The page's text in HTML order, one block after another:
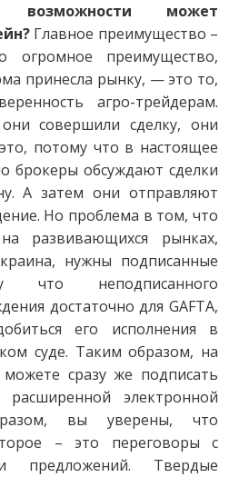
возможности может
Главное преимущество –
преимущество,
принесла рынку, — это то,
агро-трейдерам.
совершили сделку, они
потому что в настоящее
брокеры обсуждают сделки
А затем они отправляют
Но проблема в том, что
развивающихся рынках,
нужны подписанные
что неподписанного
достаточно для GAFTA,
его исполнения в
суде. Таким образом, на
сразу же подписать
электронной
вы уверены, что
– это переговоры с
предложений. Твердые